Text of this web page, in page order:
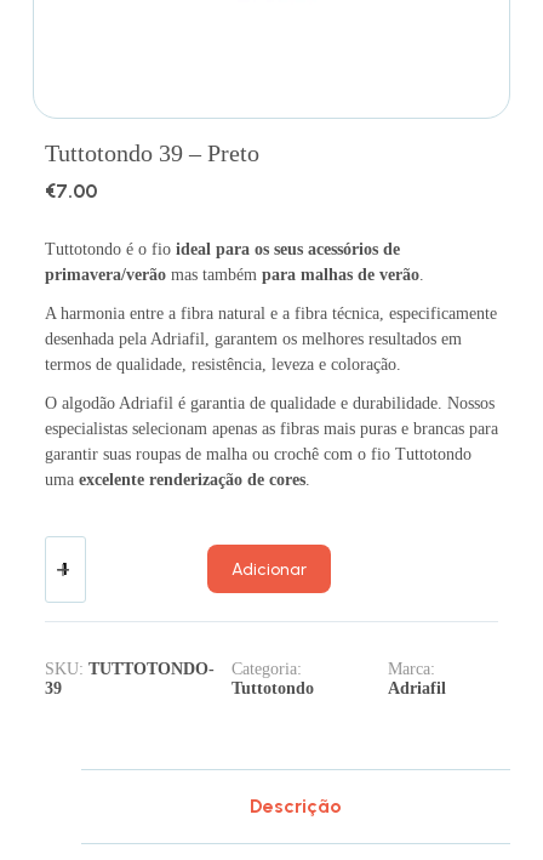
Tuttotondo 39 – Preto
€7.00
Tuttotondo é o fio ideal para os seus acessórios de
primavera/verãomas também para malhas de verão.
A harmonia entre a fibra natural e a fibra técnica, especificamente
desenhada pela Adriafil, garantem os melhores resultados em
termos de qualidade, resistência, leveza e coloração.
O algodão Adriafil é garantia de qualidade e durabilidade. Nossos
especialistas selecionam apenas as fibras mais puras e brancas para
garantir suas roupas de malha ou crochê com o fio Tuttotondo
uma excelente renderização de cores.
Adicionar
SKU: TUTTOTONDO-
39
Categoria:
Tuttotondo
Marca:
Adriafil
Descrição